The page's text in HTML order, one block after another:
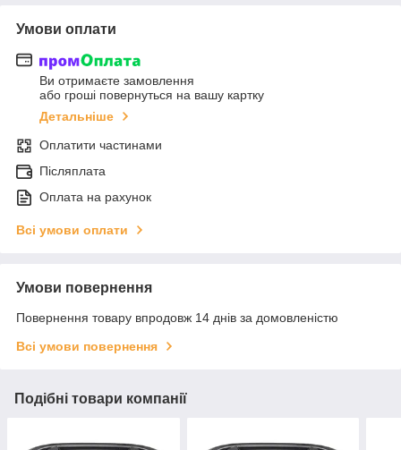
Умови оплати
Ви отримаєте замовлення
або гроші повернуться на вашу картку
Детальніше
Оплатити частинами
Післяплата
Оплата на рахунок
Всі умови оплати
Умови повернення
Повернення товару впродовж 14 днів за домовленістю
Всі умови повернення
Подібні товари компанії